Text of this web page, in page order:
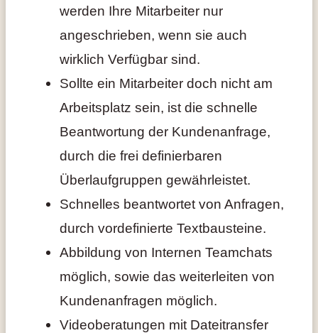
werden Ihre Mitarbeiter nur
angeschrieben, wenn sie auch
wirklich Verfügbar sind.
Sollte ein Mitarbeiter doch nicht am
Arbeitsplatz sein, ist die schnelle
Beantwortung der Kundenanfrage,
durch die frei definierbaren
Überlaufgruppen gewährleistet.
Schnelles beantwortet von Anfragen,
durch vordefinierte Textbausteine.
Abbildung von Internen Teamchats
möglich, sowie das weiterleiten von
Kundenanfragen möglich.
Videoberatungen mit Dateitransfer